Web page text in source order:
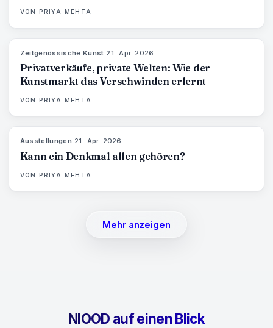
VON PRIYA MEHTA
MAGAZIN
Zeitgenössische Kunst 21. Apr. 2026
Privatverkäufe, private Welten: Wie der
Kunstmarkt das Verschwinden erlernt
VON PRIYA MEHTA
Ausstellungen 21. Apr. 2026
Kann ein Denkmal allen gehören?
VON PRIYA MEHTA
Mehr anzeigen
NIOOD auf einen Blick